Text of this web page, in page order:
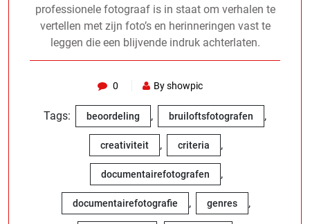
professionele fotograaf is in staat om verhalen te
vertellen met zijn foto’s en herinneringen vast te
leggen die een blijvende indruk achterlaten.
0 By showpic
Tags: beoordeling , bruiloftsfotografen ,
creativiteit , criteria ,
documentairefotografen ,
documentairefotografie , genres ,